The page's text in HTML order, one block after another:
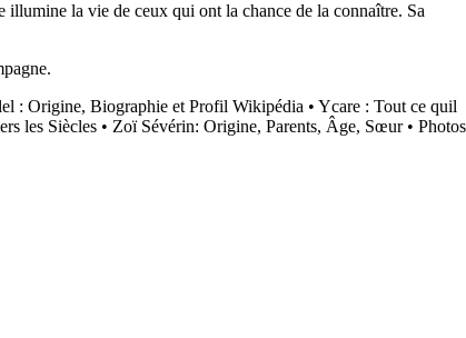
la vie de ceux qui ont la chance de la connaître. Sa
: Origine, Biographie et Profil Wikipédia • Ycare : Tout ce quil
les Siècles • Zoï Sévérin: Origine, Parents, Âge, Sœur• Photos